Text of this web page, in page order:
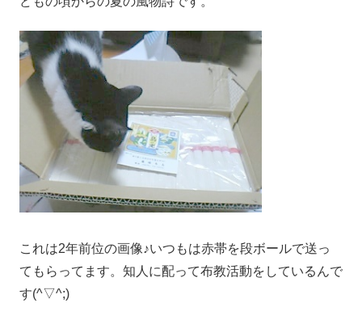
これは2年前位の画像♪いつもは赤帯を段ボールで送っ
てもらってます。知人に配って布教活動をしているんで
す(^▽^;)